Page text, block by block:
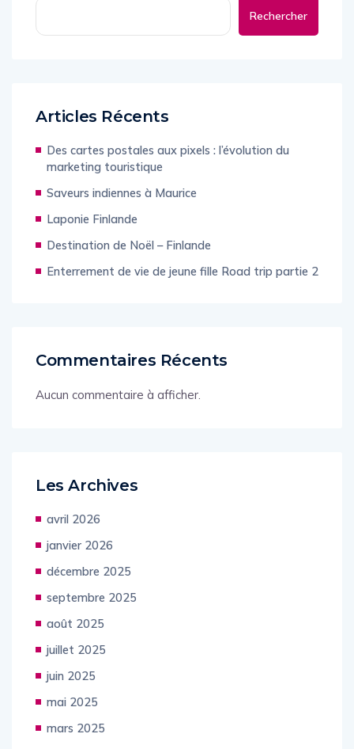
Rechercher
Articles Récents
Des cartes postales aux pixels : l’évolution du
marketing touristique
Saveurs indiennes à Maurice
Laponie Finlande
Destination de Noël – Finlande
Enterrement de vie de jeune fille Road trip partie 2
Commentaires Récents
Aucun commentaire à afficher.
Les Archives
avril 2026
janvier 2026
décembre 2025
septembre 2025
août 2025
juillet 2025
juin 2025
mai 2025
mars 2025